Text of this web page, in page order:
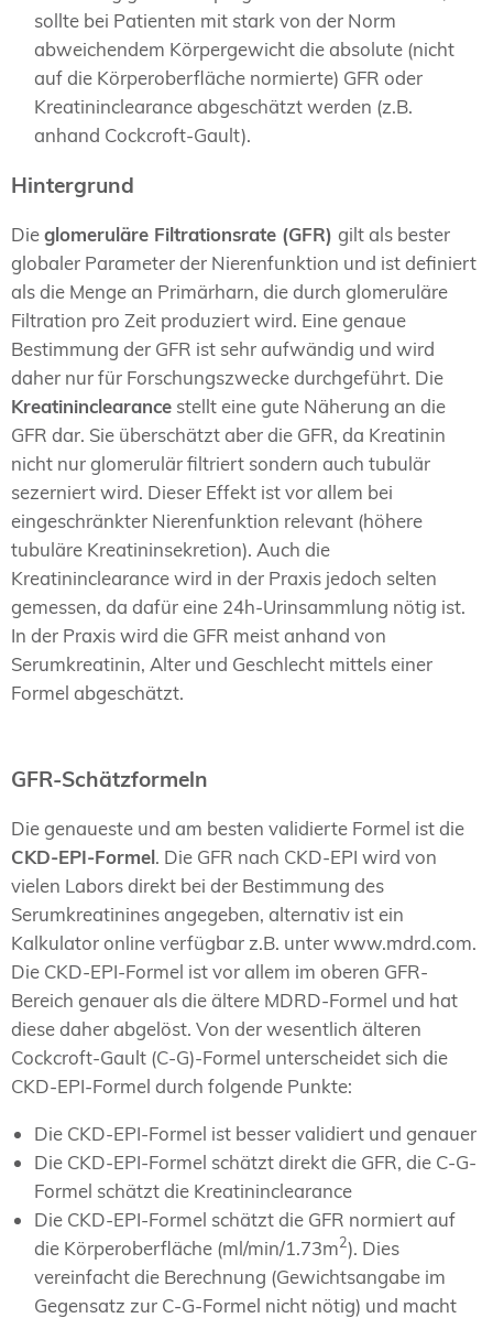
sollte bei Patienten mit stark von der Norm
abweichendem Körpergewicht die absolute (nicht
auf die Körperoberfläche normierte) GFR oder
Kreatininclearance abgeschätzt werden (z.B.
anhand Cockcroft-Gault).
Hintergrund
Dieglomeruläre Filtrationsrate (GFR) gilt als bester
globaler Parameter der Nierenfunktion und ist definiert
als die Menge an Primärharn, die durch glomeruläre
Filtration pro Zeit produziert wird. Eine genaue
Bestimmung der GFR ist sehr aufwändig und wird
daher nur für Forschungszwecke durchgeführt. Die
Kreatininclearance stellt eine gute Näherung an die
GFR dar. Sie überschätzt aber die GFR, da Kreatinin
nicht nur glomerulär filtriert sondern auch tubulär
sezerniert wird. Dieser Effekt ist vor allem bei
eingeschränkter Nierenfunktion relevant (höhere
tubuläre Kreatininsekretion). Auch die
Kreatininclearance wird in der Praxis jedoch selten
gemessen, da dafür eine 24h-Urinsammlung nötig ist.
In der Praxis wird die GFR meist anhand von
Serumkreatinin, Alter und Geschlecht mittels einer
Formel abgeschätzt.
GFR-Schätzformeln
Die genaueste und am besten validierte Formel ist die
CKD-EPI-Formel. Die GFR nach CKD-EPI wird von
vielen Labors direkt bei der Bestimmung des
Serumkreatinines angegeben, alternativ ist ein
Kalkulator online verfügbar z.B. unter www.mdrd.com.
Die CKD-EPI-Formel ist vor allem im oberen GFR-
Bereich genauer als die ältere MDRD-Formel und hat
diese daher abgelöst. Von der wesentlich älteren
Cockcroft-Gault (C-G)-Formel unterscheidet sich die
CKD-EPI-Formel durch folgende Punkte:
Die CKD-EPI-Formel ist besser validiert und genauer
Die CKD-EPI-Formel schätzt direkt die GFR, die C-G-
Formel schätzt die Kreatininclearance
Die CKD-EPI-Formel schätzt die GFR normiert auf
die Körperoberfläche (ml/min/1.73m2). Dies
vereinfacht die Berechnung (Gewichtsangabe im
Gegensatz zur C-G-Formel nicht nötig) und macht